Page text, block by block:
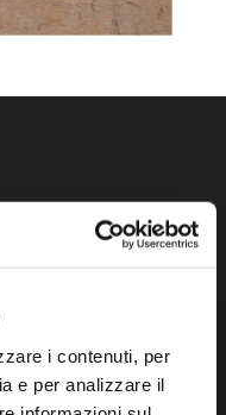
i contenuti, per
e per analizzare il
turistica
Bassa Romagna